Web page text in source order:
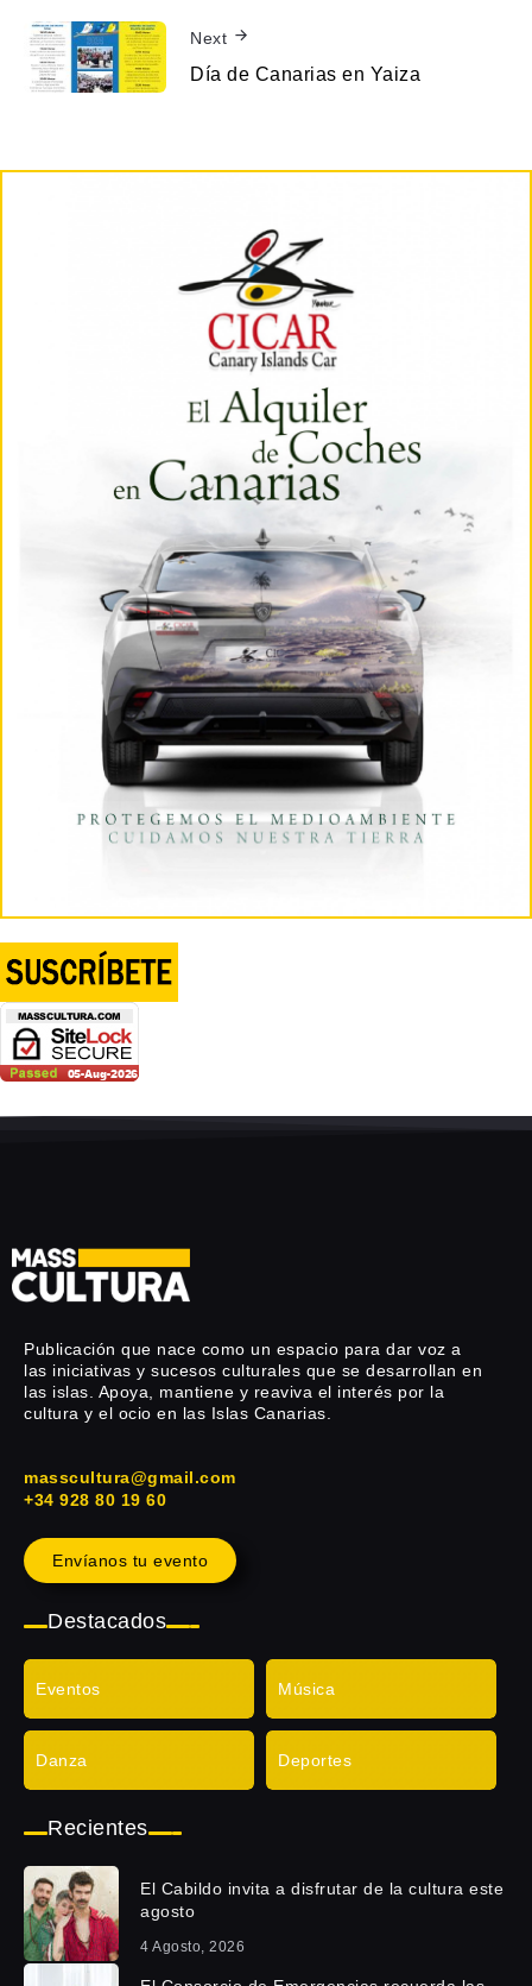
Next
Día de Canarias en Yaiza
Publicación que nace como un espacio para dar voz a
las iniciativas y sucesos culturales que se desarrollan en
las islas. Apoya, mantiene y reaviva el interés por la
cultura y el ocio en las Islas Canarias.
masscultura@gmail.com
+34 928 80 19 60
Envíanos tu evento
Destacados
Eventos Música
Danza Deportes
Recientes
El Cabildo invita a disfrutar de la cultura este
agosto
4 Agosto, 2026